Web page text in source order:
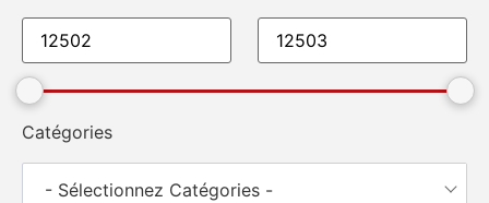
Catégories
- Sélectionnez Catégories -